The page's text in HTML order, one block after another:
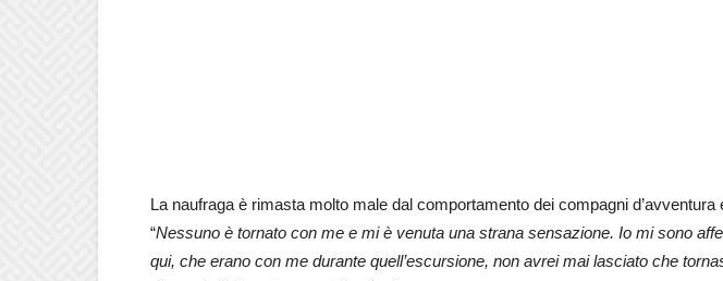
La naufraga è rimasta molto male dal comportamento dei compagni d’avventura
“Nessuno è tornato con me e mi è venuta una strana sensazione. Io mi sono
qui, che erano con me durante quell’escursione, non avrei mai lasciato che